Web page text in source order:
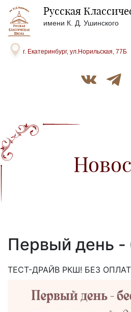
Русская
имени К. Д. Ушинского
г. Екатеринбург, ул.Норильская, 77Б
Первый день -
ТЕСТ-ДРАЙВ РКШ! БЕЗ